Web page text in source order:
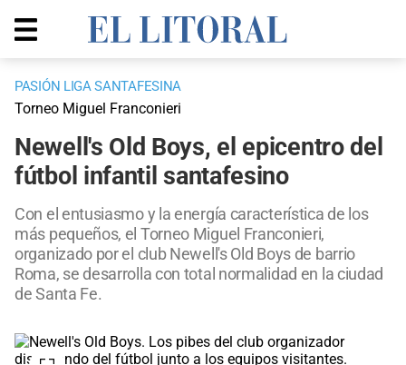
PASIÓN LIGA SANTAFESINA
Torneo Miguel Franconieri
Newell's Old Boys, el epicentro del
fútbol infantil santafesino
Con el entusiasmo y la energía característica de los
más pequeños, el Torneo Miguel Franconieri,
organizado por el club Newell's Old Boys de barrio
Roma, se desarrolla con total normalidad en la ciudad
de Santa Fe.